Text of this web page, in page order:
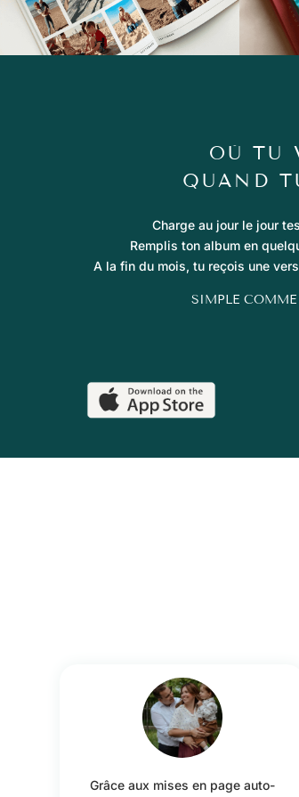
OÙ TU
QUAND
Charge au jour le jour
Remplis ton album en
A la fin du mois, tu reçois une
SIMPLE
Grâce aux mises en page auto-